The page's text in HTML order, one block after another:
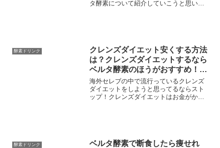
タ酵素について紹介していこうと思いま
酵素ドリンク
クレンズダイエット安くする方法
は？クレンズダイエットするなら
ベルタ酵素のほうがおすすめ！便
秘やむくみ解消や健康的なダイエ
ットもできるのはベルタ酵素！
海外セレブの中で流行っているクレンズ
ダイエットをしようと思ってるならスト
ップ！クレンズダイエットはお金がかな
酵素ドリンク
ベルタ酵素で断食したら痩せれ